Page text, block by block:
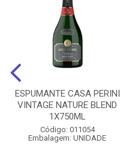
ESPUMANTE CASA PERINI
VINTAGE NATURE BLEND
1X750ML
Código: 011054
Embalagem: UNIDADE